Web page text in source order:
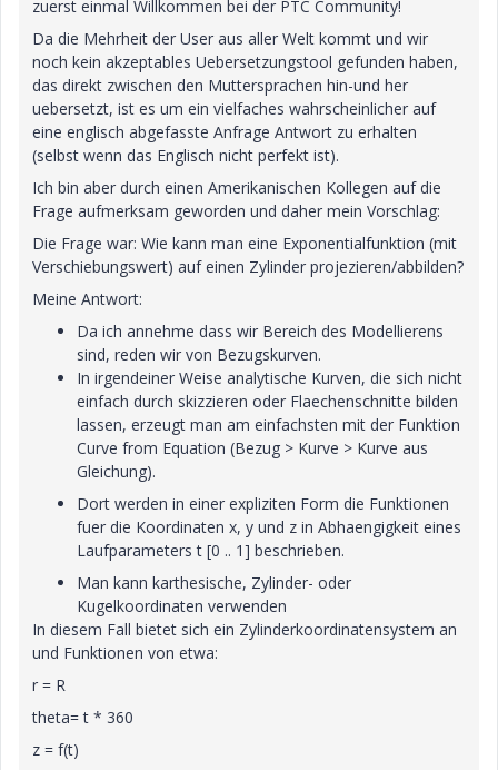
zuerst einmal Willkommen bei der PTC Community!
Da die Mehrheit der User aus aller Welt kommt und wir
noch kein akzeptables Uebersetzungstool gefunden haben,
das direkt zwischen den Muttersprachen hin-und her
uebersetzt, ist es um ein vielfaches wahrscheinlicher auf
eine englisch abgefasste Anfrage Antwort zu erhalten
(selbst wenn das Englisch nicht perfekt ist).
Ich bin aber durch einen Amerikanischen Kollegen auf die
Frage aufmerksam geworden und daher mein Vorschlag:
Die Frage war: Wie kann man eine Exponentialfunktion (mit
Verschiebungswert) auf einen Zylinder projezieren/abbilden?
Meine Antwort:
Da ich annehme dass wir Bereich des Modellierens
sind, reden wir von Bezugskurven.
In irgendeiner Weise analytische Kurven, die sich nicht
einfach durch skizzieren oder Flaechenschnitte bilden
lassen, erzeugt man am einfachsten mit der Funktion
Curve from Equation (Bezug > Kurve > Kurve aus
Gleichung).
Dort werden in einer expliziten Form die Funktionen
fuer die Koordinaten x, y und z in Abhaengigkeit eines
Laufparameters t [0 .. 1] beschrieben.
Man kann karthesische, Zylinder- oder
Kugelkoordinaten verwenden
In diesem Fall bietet sich ein Zylinderkoordinatensystem an
und Funktionen von etwa:
r = R
theta= t * 360
z = f(t)